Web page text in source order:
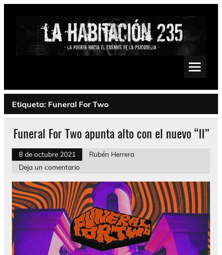
Saltar
Psychedelic, Stoner, Doom, Sludge, Fuzz, Space, Drone
Etiqueta: Funeral For Two
Funeral For Two apunta alto con el nuevo “II”
8 de octubre 2021
Rubén Herrera
Deja un comentario